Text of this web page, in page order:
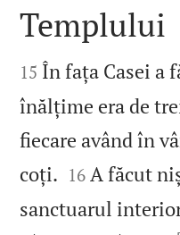

Templului

15 În fața Casei a
înălțime era de
fiecare având în
coți. 

16 A făcut
sanctuarul